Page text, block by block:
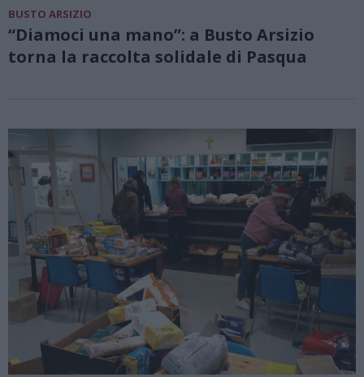
BUSTO ARSIZIO
“Diamoci una mano”: a Busto Arsizio
torna la raccolta solidale di Pasqua